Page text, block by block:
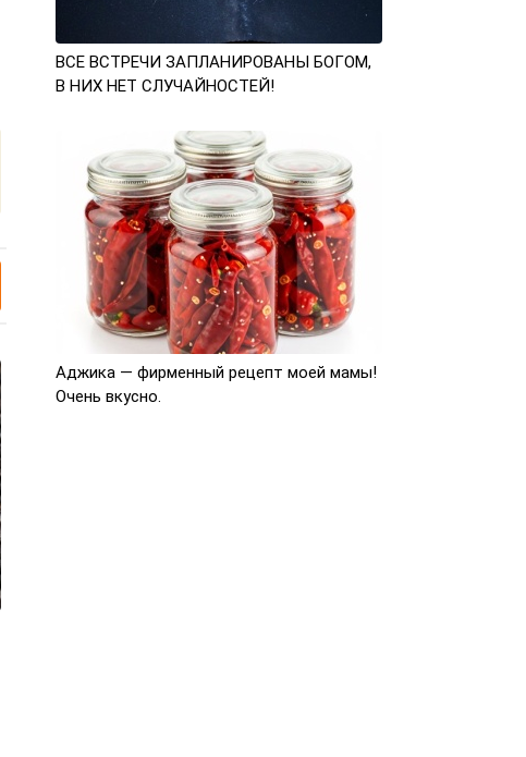
ВСЕ ВСТРЕЧИ ЗАПЛАНИРОВАНЫ БОГОМ,
В НИХ НЕТ СЛУЧАЙНОСТЕЙ!
Аджика — фирменный рецепт моей мамы!
Очень вкусно.